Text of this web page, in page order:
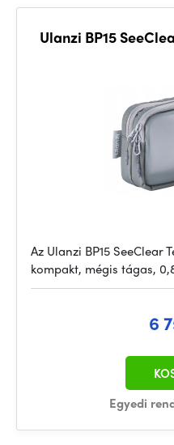
Ulanzi BP15
Az Ulanzi BP15 SeeClear
kompakt, mégis tágas,
6
Egyedi